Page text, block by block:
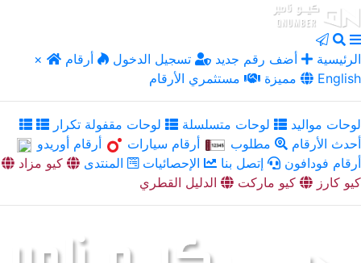
× الرئيسية أضف رقم جديد تسجيل الدخول
أرقام
مميزة
مستثمري الأرقام English
لوحات مواليد لوحات متسلسلة
لوحات مقفولة تكرار
أحدث الأرقام
مطلوب أرقام سيارات
أرقام أوريدو
أرقام فودافون
إتصل بنا الإحصائيات المنتدى
كيو مزاد
كيو كارز
كيو ماركت الدليل القطري